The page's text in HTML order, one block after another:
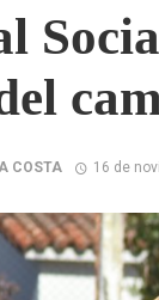
COSTA 16 de